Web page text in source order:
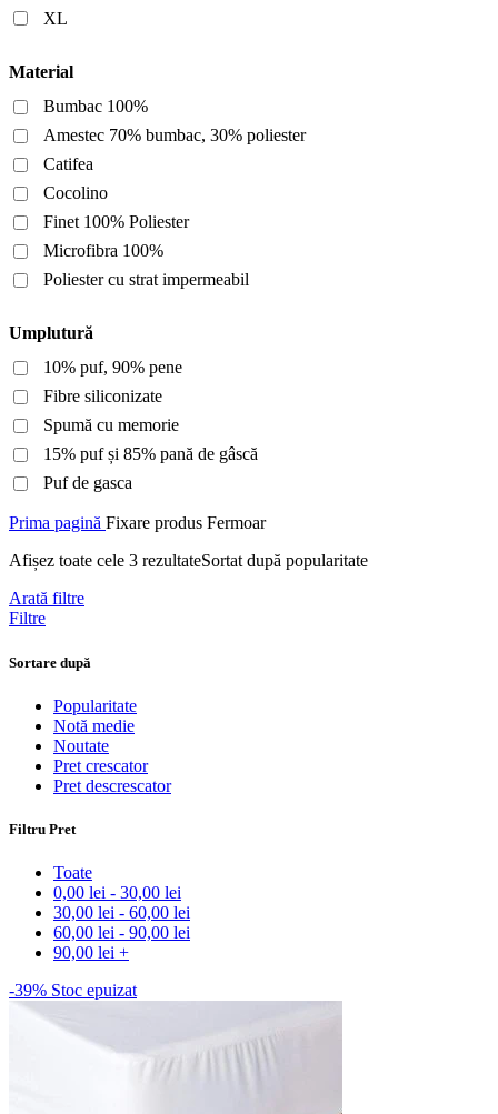
XL
Material
Bumbac 100%
Amestec 70% bumbac, 30% poliester
Catifea
Cocolino
Finet 100% Poliester
Microfibra 100%
Poliester cu strat impermeabil
Umplutură
10% puf, 90% pene
Fibre siliconizate
Spumă cu memorie
15% puf și 85% pană de gâscă
Puf de gasca
Prima pagină Fixare produs Fermoar
Afișez toate cele 3 rezultateSortat după popularitate
Arată filtre
Filtre
Sortare după
Popularitate
Notă medie
Noutate
Pret crescator
Pret descrescator
Filtru Pret
Toate
0,00 lei - 30,00 lei
30,00 lei - 60,00 lei
60,00 lei - 90,00 lei
90,00 lei +
-39% Stoc epuizat